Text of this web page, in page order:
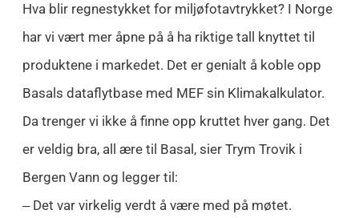
Hva blir regnestykket for miljøfotavtrykket? I Norge
har vi vært mer åpne på å ha riktige tall knyttet til
produktene i markedet. Det er genialt å koble opp
Basals dataflytbase med MEF sin Klimakalkulator.
Da trenger vi ikke å finne opp kruttet hver gang. Det
er veldig bra, all ære til Basal, sier Trym Trovik i
Bergen Vann og legger til:
‒ Det var virkelig verdt å være med på møtet.